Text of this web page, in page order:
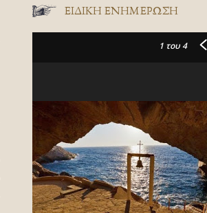
ΕΙΔΙΚΉ ΕΝΗΜΈΡΩΣΗ
1 του 4